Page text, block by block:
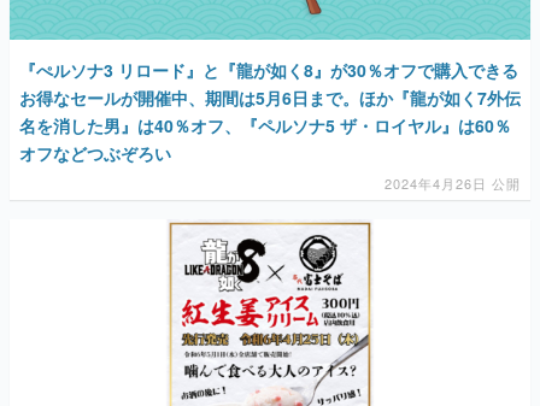
『ぺルソナ3 リロード』と『龍が如く8』が30％オフで購入できる
お得なセールが開催中、期間は5月6日まで。ほか『龍が如く7外伝
名を消した男』は40％オフ、『ペルソナ5 ザ・ロイヤル』は60％
オフなどつぶぞろい
2024年4月26日 公開